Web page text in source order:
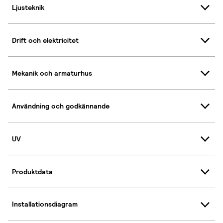
Ljusteknik
Drift och elektricitet
Mekanik och armaturhus
Användning och godkännande
UV
Produktdata
Installationsdiagram